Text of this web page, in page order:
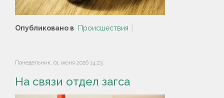
Опубликовано в Происшествия
Понедельник, 01 июня 2026 14:23
На связи отдел загса